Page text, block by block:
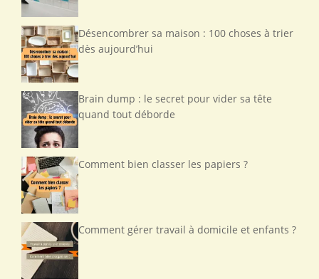
Désencombrer sa maison : 100 choses à trier
dès aujourd’hui
Brain dump : le secret pour vider sa tête
quand tout déborde
Comment bien classer les papiers ?
Comment gérer travail à domicile et enfants ?